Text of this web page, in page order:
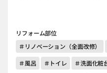
リフォーム部位
＃リノベーション（全面改修）
＃風呂
＃トイレ
＃洗面化粧